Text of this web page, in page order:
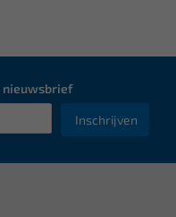
nieuwsbrief
Inschrijven